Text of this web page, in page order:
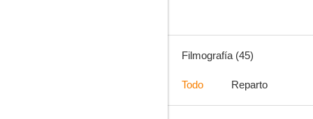
Filmografía (45)
Todo Reparto